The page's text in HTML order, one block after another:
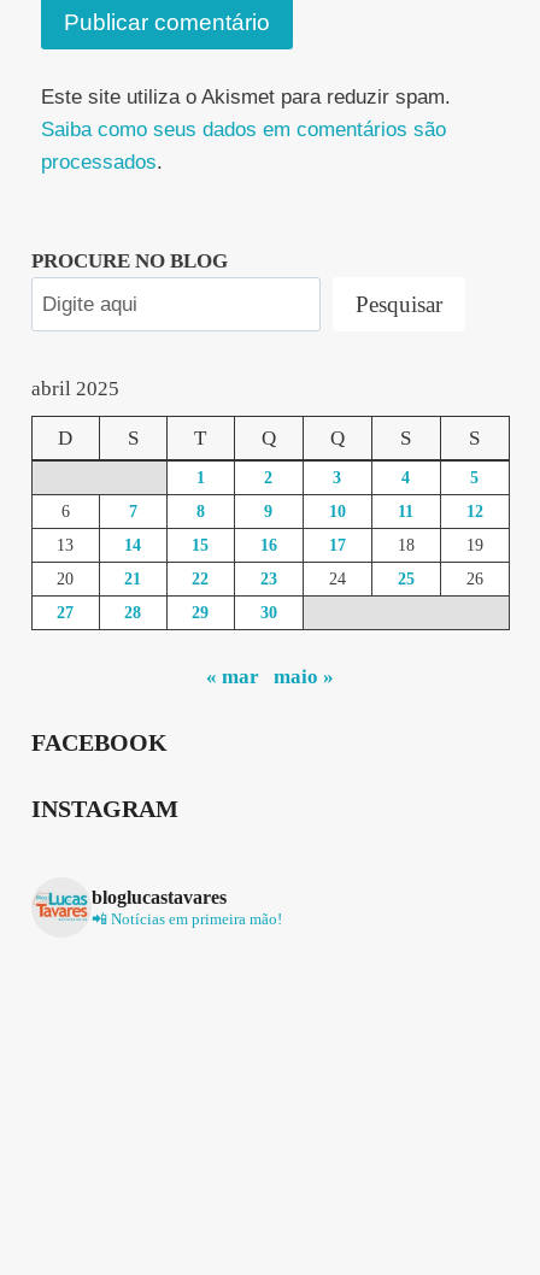
Este site utiliza o Akismet para reduzir spam.
Saiba como seus dados em comentários são
processados.
PROCURE NO BLOG
Pesquisar
abril 2025
D S T Q Q S S
1 2 3 4
5
6
7 8 9 10 11
12
13
14 15 16 17 18
19
20
21 22 23 24 25
26
27
28 29 30
« mar maio »
FACEBOOK
INSTAGRAM
bloglucastavares
📲 Notícias em primeira mão!